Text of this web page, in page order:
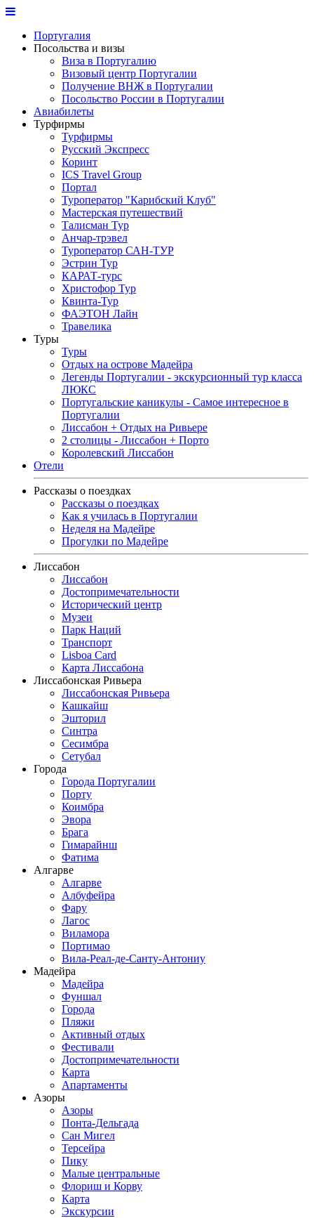
Португалия
Посольства и визы
Виза в Португалию
Визовый центр Португалии
Получение ВНЖ в Португалии
Посольство России в Португалии
Авиабилеты
Турфирмы
Турфирмы
Русский Экспресс
Коринт
ICS Travel Group
Портал
Туроператор "Карибский Клуб"
Мастерская путешествий
Талисман Тур
Анчар-трэвел
Туроператор САН-ТУР
Эстрин Тур
КАРАТ-турс
Христофор Тур
Квинта-Тур
ФАЭТОН Лайн
Травелика
Туры
Туры
Отдых на острове Мадейра
Легенды Португалии - экскурсионный тур класса
ЛЮКС
Португальские каникулы - Самое интересное в
Португалии
Лиссабон + Отдых на Ривьере
2 столицы - Лиссабон + Порто
Королевский Лиссабон
Отели
Рассказы о поездках
Рассказы о поездках
Как я училась в Португалии
Неделя на Мадейре
Прогулки по Мадейре
Лиссабон
Лиссабон
Достопримечательности
Исторический центр
Музеи
Парк Наций
Транспорт
Lisboa Card
Карта Лиссабона
Лиссабонская Ривьера
Лиссабонская Ривьера
Кашкайш
Эшторил
Синтра
Сесимбра
Сетубал
Города
Города Португалии
Порту
Коимбра
Эвора
Брага
Гимарайнш
Фатима
Алгарве
Алгарве
Албуфейра
Фару
Лагос
Виламора
Портимао
Вила-Реал-де-Санту-Антониу
Мадейра
Мадейра
Фуншал
Города
Пляжи
Активный отдых
Фестивали
Достопримечательности
Карта
Апартаменты
Азоры
Азоры
Понта-Дельгада
Сан Мигел
Терсейра
Пику
Малые центральные
Флориш и Корву
Карта
Экскурсии